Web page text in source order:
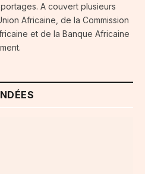
A couvert plusieurs
Africaine, de la Commission
et de la Banque Africaine